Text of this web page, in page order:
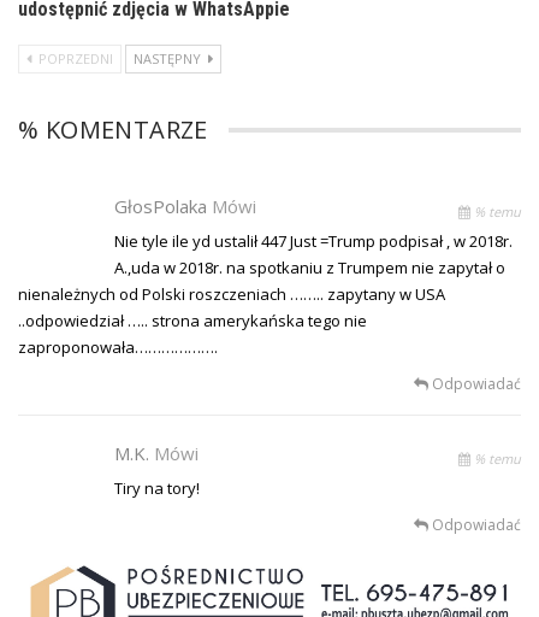
udostępnić zdjęcia w WhatsAppie
POPRZEDNI NASTĘPNY
% KOMENTARZE
GłosPolaka Mówi % temu
Nie tyle ile yd ustalił 447 Just =Trump podpisał , w 2018r.
A.,uda w 2018r. na spotkaniu z Trumpem nie zapytał o
nienależnych od Polski roszczeniach …….. zapytany w USA
..odpowiedział ….. strona amerykańska tego nie
zaproponowała……………….
Odpowiadać
M.K. Mówi % temu
Tiry na tory!
Odpowiadać